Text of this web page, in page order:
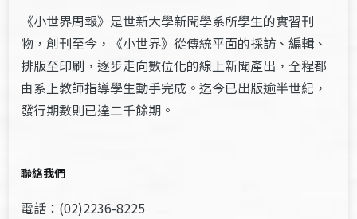
《小世界周報》是世新大學新聞學系所學生的實習刊
物，創刊至今，《小世界》從傳統平面的採訪、編輯、
排版至印刷，逐步走向數位化的線上新聞產出，全程都
由系上教師指導學生動手完成。迄今已出版逾半世紀，
發行期數則已達二千餘期。
聯絡我們
電話：(02)2236-8225